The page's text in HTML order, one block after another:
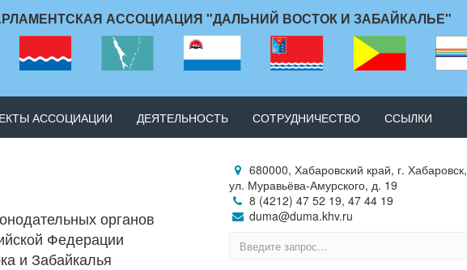
АССОЦИАЦИЯ "ДАЛЬНИЙ ВОСТОК И ЗАБАЙКАЛЬЕ"
АССОЦИАЦИИ ДЕЯТЕЛЬНОСТЬ СОТРУДНИЧЕСТВО ССЫЛКИ
органов
Федерации
и Забайкалья
680000, Хабаровский край, г. Хабаровск,
ул. Муравьёва-Амурского, д. 19
8 (4212) 47 52 19, 47 44 19
duma@duma.khv.ru